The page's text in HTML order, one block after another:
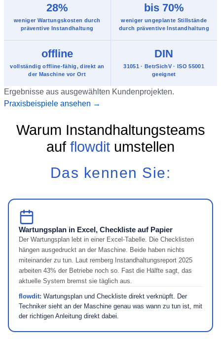
28%
weniger Wartungskosten durch
präventive Instandhaltung
bis 70%
weniger ungeplante Stillstände
durch präventive Instandhaltung
offline
vollständig offline-fähig, direkt an
der Maschine vor Ort
DIN
31051 · BetrSichV · ISO 55001
geeignet
Ergebnisse aus ausgewählten Kundenprojekten.
Praxisbeispiele ansehen →
Warum Instandhaltungsteams
auf flowdit umstellen
Das kennen Sie:
Wartungsplan in Excel, Checkliste auf Papier
Der Wartungsplan lebt in einer Excel-Tabelle. Die Checklisten
hängen ausgedruckt an der Maschine. Beide haben nichts
miteinander zu tun. Laut remberg Instandhaltungsreport 2025
arbeiten 43% der Betriebe noch so. Fast die Hälfte sagt, das
aktuelle System bremst sie täglich aus.
flowdit: Wartungsplan und Checkliste direkt verknüpft. Der
Techniker sieht an der Maschine genau was wann zu tun ist, mit
der richtigen Anleitung direkt dabei.